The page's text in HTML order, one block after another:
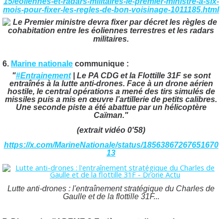
mois-pour-fixer-les-regles-de-bon-voisinage-1011185.html
6. Marine nationale communique :
"#Entrainement| Le PA CDG et la Flottille 31F se sont
entraînés à la lutte anti-drones. Face à un drone aérien
hostile, le central opérations a mené des tirs simulés de
missiles puis a mis en œuvre l’artillerie de petits calibres.
Une seconde piste a été abattue par un hélicoptère
Caïman."
(extrait vidéo 0'58)
https://x.com/MarineNationale/status/18563867267651670
13
Lutte anti-drones : l'entraînement stratégique du Charles de
Gaulle et de la flottille 31F...